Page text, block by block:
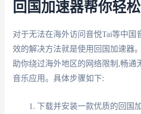
回国加速器帮你轻
对于无法在海外访问音悦Tai等中国
效的解决方法就是使用回国加速器
助你绕过海外地区的网络限制,畅通
音乐应用。具体步骤如下:
下载并安装一款优质的回国